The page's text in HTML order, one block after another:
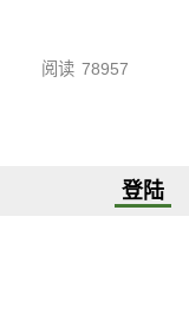
阅读 78957
登陆